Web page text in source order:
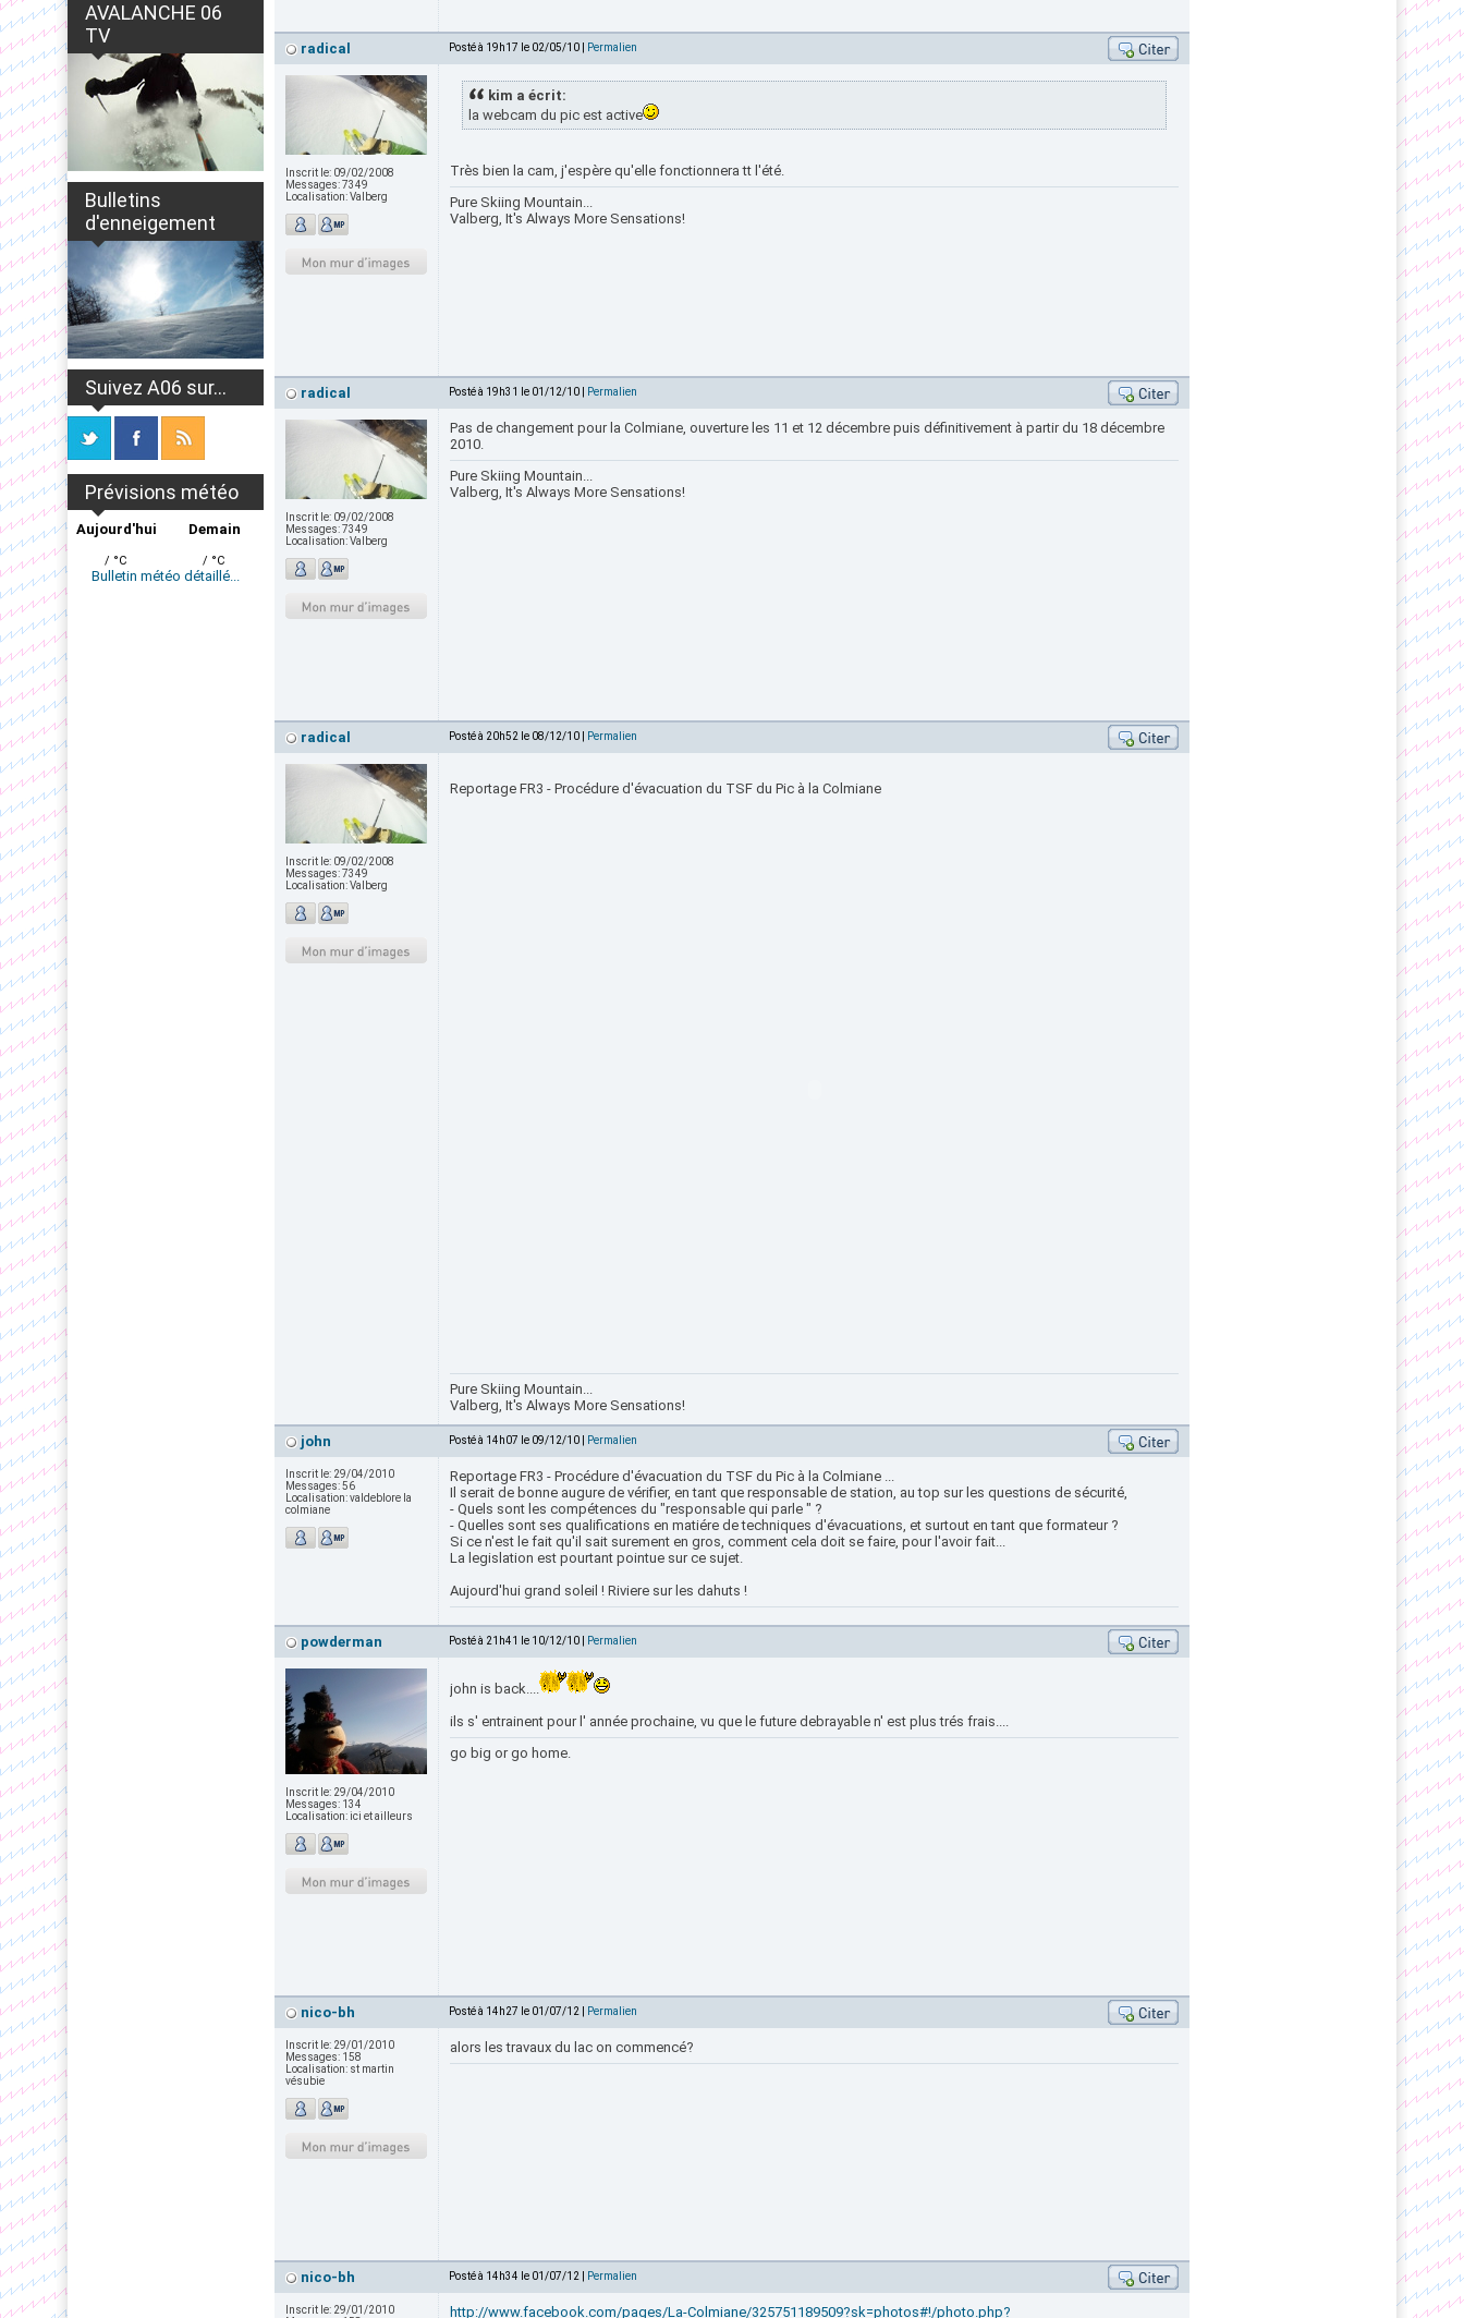
AVALANCHE 06
TV
Bulletins
d'enneigement
Suivez A06 sur...
Prévisions météo
Aujourd'hui
/ °C
Demain
/ °C
Bulletin météo détaillé...
radical Posté à 19h17 le 02/05/10 | Permalien
Inscrit le: 09/02/2008
Messages:7349
Localisation:Valberg
kim a écrit:
la webcam du pic est active
Très bien la cam, j'espère qu'elle fonctionnera tt l'été.
Pure Skiing Mountain...
Valberg, It's Always More Sensations!
radical Posté à 19h31 le 01/12/10 | Permalien
Inscrit le: 09/02/2008
Messages:7349
Localisation:Valberg
Pas de changement pour la Colmiane, ouverture les 11 et 12 décembre puis définitivement à partir du 18 décembre
2010.
Pure Skiing Mountain...
Valberg, It's Always More Sensations!
radical Posté à 20h52 le 08/12/10 | Permalien
Inscrit le: 09/02/2008
Messages:7349
Localisation:Valberg
Reportage FR3 - Procédure d'évacuation du TSF du Pic à la Colmiane
Pure Skiing Mountain...
Valberg, It's Always More Sensations!
john Posté à 14h07 le 09/12/10 | Permalien
Inscrit le: 29/04/2010
Messages:56
Localisation:valdeblore la
colmiane
Reportage FR3 - Procédure d'évacuation du TSF du Pic à la Colmiane ...
Il serait de bonne augure de vérifier, en tant que responsable de station, au top sur les questions de sécurité,
- Quels sont les compétences du "responsable qui parle " ?
- Quelles sont ses qualifications en matiére de techniques d'évacuations, et surtout en tant que formateur ?
Si ce n'est le fait qu'il sait surement en gros, comment cela doit se faire, pour l'avoir fait...
La legislation est pourtant pointue sur ce sujet.
Aujourd'hui grand soleil ! Riviere sur les dahuts !
powderman Posté à 21h41 le 10/12/10 | Permalien
Inscrit le: 29/04/2010
Messages: 134
Localisation:ici et ailleurs
john is back....
ils s' entrainent pour l' année prochaine, vu que le future debrayable n' est plus trés frais....
go big or go home.
nico-bh Posté à 14h27 le 01/07/12 | Permalien
Inscrit le: 29/01/2010
Messages: 158
Localisation: st martin
vésubie
alors les travaux du lac on commencé?
nico-bh Posté à 14h34 le 01/07/12 | Permalien
Inscrit le: 29/01/2010
http://www.facebook.com/pages/La-Colmiane/325751189509?sk=photos#!/photo.php?